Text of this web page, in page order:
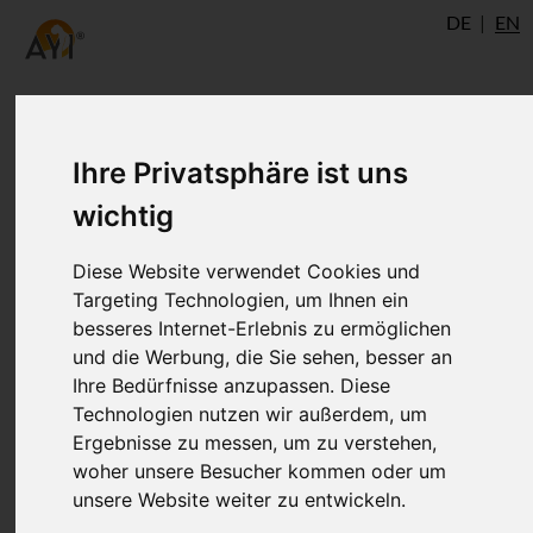
Ihre Privatsphäre ist uns
wichtig
Diese Website verwendet Cookies und
Targeting Technologien, um Ihnen ein
besseres Internet-Erlebnis zu ermöglichen
und die Werbung, die Sie sehen, besser an
Ihre Bedürfnisse anzupassen. Diese
Technologien nutzen wir außerdem, um
Ergebnisse zu messen, um zu verstehen,
woher unsere Besucher kommen oder um
unsere Website weiter zu entwickeln.
DE EN
Author
Dr. Ronald Steiner
AYI Expert Ulm AshtangaYoga.info